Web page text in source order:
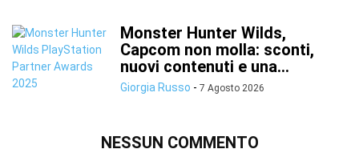
Monster Hunter Wilds,
Capcom non molla: sconti,
nuovi contenuti e una...
Giorgia Russo - 7 Agosto 2026
NESSUN COMMENTO